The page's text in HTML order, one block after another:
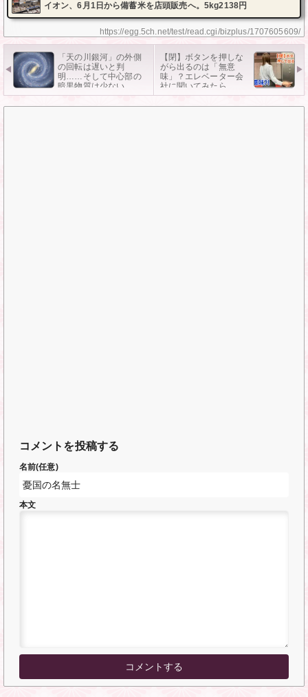
https://egg.5ch.net/test/read.cgi/bizplus/1707605609/
イオン、6月1日から備蓄米を店頭販売へ。5kg2138円
「天の川銀河」の外側
の回転は遅いと判
明……そして中心部の
暗黒物質は少ない
【閉】ボタンを押しな
がら出るのは「無意
味」？エレベーター会
社に聞いてみたら……
コメントを投稿する
名前(任意)
本文